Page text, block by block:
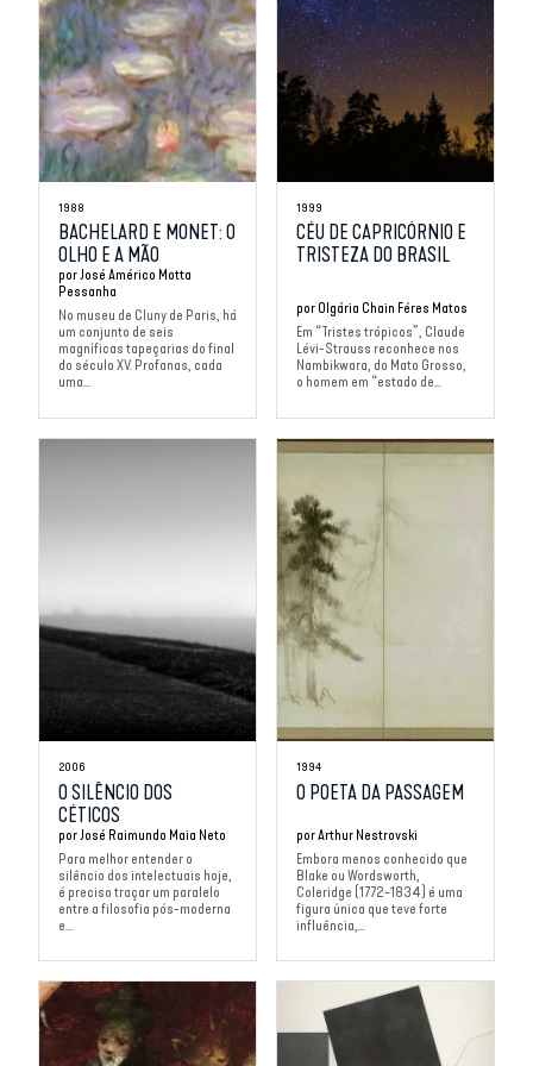
1988
BACHELARD E MONET: O
OLHO E A MÃO
porJosé Américo Motta
Pessanha
No museu de Cluny de Paris, há
um conjunto de seis
magníficas tapeçarias do final
do século XV. Profanas, cada
uma...
1999
CÉU DE CAPRICÓRNIO E
TRISTEZA DO BRASIL
por Olgária Chain Féres Matos
Em “Tristes trópicos”, Claude
Lévi-Strauss reconhece nos
Nambikwara, do Mato Grosso,
o homem em “estado de...
2006
O SILÊNCIO DOS
CÉTICOS
por José Raimundo Maia Neto
Para melhor entender o
silêncio dos intelectuais hoje,
é preciso traçar um paralelo
entre a filosofia pós-moderna
e...
1994
O POETA DA PASSAGEM
porArthur Nestrovski
Embora menos conhecido que
Blake ou Wordsworth,
Coleridge (1772-1834) é uma
figura única que teve forte
influência,...